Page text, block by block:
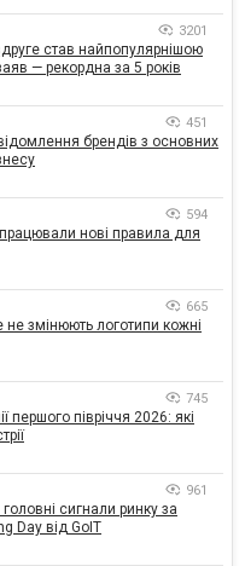
3201
став найпопулярнішою
— рекордна за 5 років
451
брендів з основних
594
нові правила для
665
змінюють логотипи кожні
745
першого півріччя 2026: які
961
сигнали ринку за
Day від GoIT